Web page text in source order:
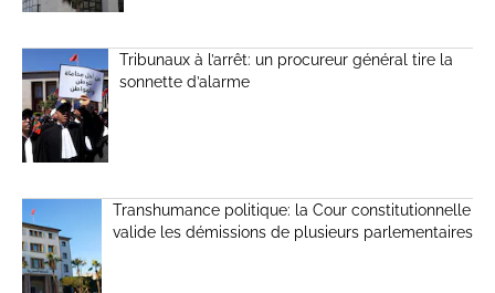
Tribunaux à l’arrêt: un procureur général tire la
sonnette d’alarme
Transhumance politique: la Cour constitutionnelle
valide les démissions de plusieurs parlementaires